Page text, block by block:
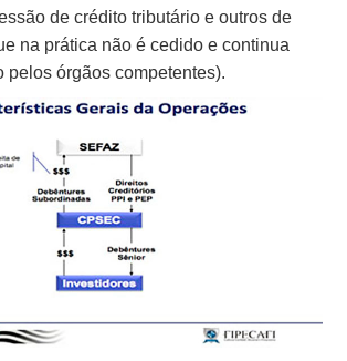
de crédito tributário e outros de
na prática não é cedido e continua
pelos órgãos competentes).